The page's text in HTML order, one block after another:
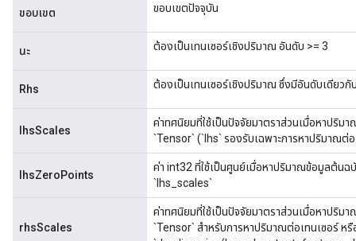
ขอบเขต ขอบเขตปัจจุบัน
นะ ต้องเป็นเทนเซอร์เชิงปริมาณ อันดับ >= 3
Rhs ต้องเป็นเทนเซอร์เชิงปริมาณ ซึ่งมีอันดับเดียวกั
lhsScales
ค่าทศนิยมที่ใช้เป็นปัจจัยมาตราส่วนเมื่อหาปริ
`Tensor` (`lhs` รองรับเฉพาะการหาปริมาณต่อ
lhsZeroPoints
ค่า int32 ที่ใช้เป็นศูนย์เมื่อหาปริมาณข้อมูลต้น
`lhs_scales`
rhsScales
ค่าทศนิยมที่ใช้เป็นปัจจัยมาตราส่วนเมื่อหาปริ
`Tensor` สำหรับการหาปริมาณต่อเทนเซอร์ ห